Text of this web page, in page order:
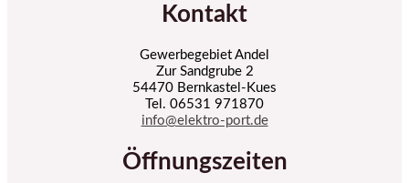
Kontakt
Gewerbegebiet Andel
Zur Sandgrube 2
54470 Bernkastel-Kues
Tel. 06531 971870
info@elektro-port.de
Öffnungszeiten